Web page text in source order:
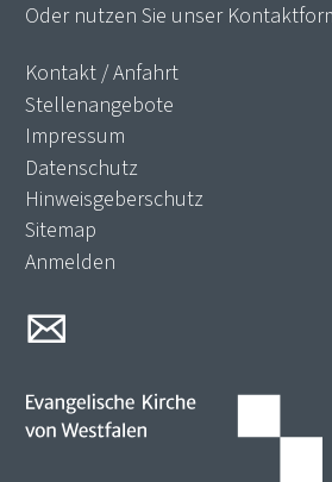
Oder nutzen Sie unser
Kontakt / Anfahrt
Stellenangebote
Impressum
Datenschutz
Hinweisgeberschutz
Sitemap
Anmelden